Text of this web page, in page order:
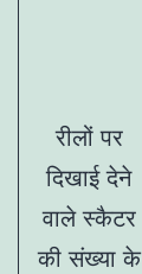
रीलों पर
दिखाई देने
वाले स्कैटर
की संख्या के